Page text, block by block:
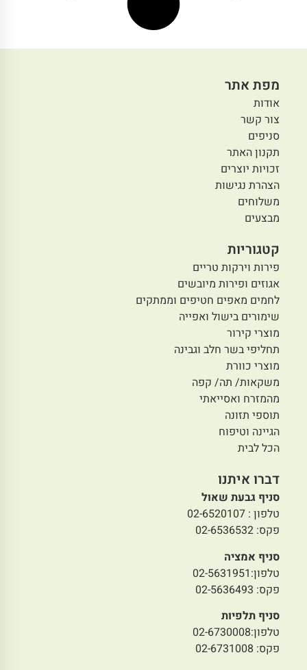
מפת אתר
אודות
צור קשר
סניפים
תקנון האתר
זכויות יוצרים
הצהרת נגישות
משלוחים
מבצעים
קטגוריות
פירות וירקות טריים
אגוזים ופירות מיובשים
לחמים מאפים חטיפים וממתקים
שימורים בישול ואפייה
מוצרי קירור
תחליפי בשר חלב וגבינה
מוצרי כוורת
משקאות/ תה/ קפה
מהמזרח ואסייאתי
תוספי תזונה
הגיינה וטיפוח
הכל לבית
דברו איתנו
סניף גבעת שאול
טלפון : 02-6520107
פקס: 02-6536532
סניף אמציה
טלפון:02-5631951
פקס: 02-5636493
סניף תלפיות
טלפון:02-6730008
פקס: 02-6731008